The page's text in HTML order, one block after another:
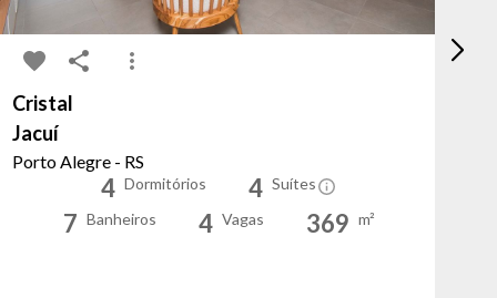
Cristal
Jacuí
Porto Alegre - RS
4 Dormitórios 4 Suítes
7 Banheiros 4 Vagas 369 m²